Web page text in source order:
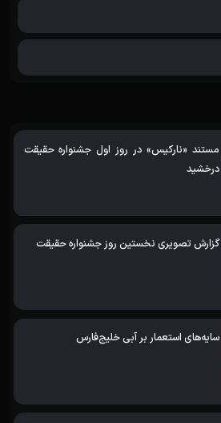
مستند «نارکیس» در روز اول جشنواره حقیقت
درخشید
گزارش تصویری نخستین روز جشنواره حقیقت
سایه‌های استعمار بر آبی خلیج‌فارس